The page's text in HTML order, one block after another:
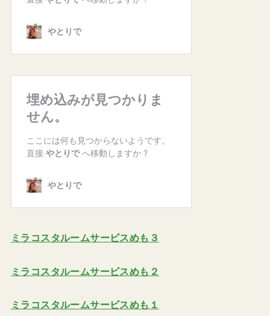
ミラコスタルームサービスめも３
ミラコスタルームサービスめも２
ミラコスタルームサービスめも１